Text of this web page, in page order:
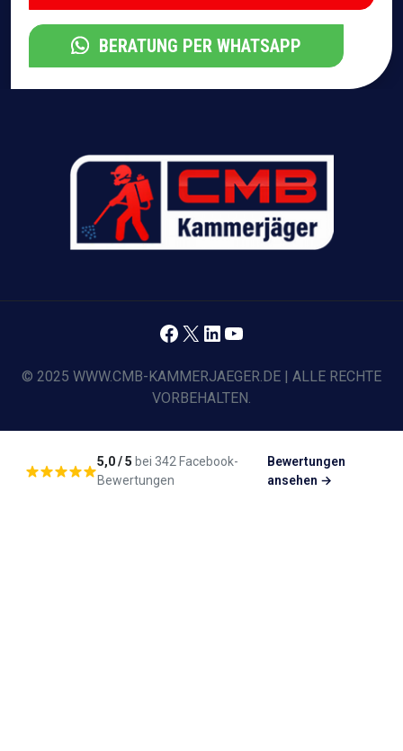
BERATUNG PER WHATSAPP
© 2025 WWW.CMB-KAMMERJAEGER.DE | ALLE RECHTE
VORBEHALTEN.
Facebook
X LinkedIn
YouTube
5,0 / 5 bei 342 Facebook-
Bewertungen
Bewertungen
ansehen →